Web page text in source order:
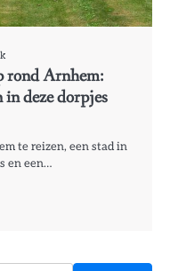
rond Arnhem:
deze dorpjes
te reizen, een stad in
en een…